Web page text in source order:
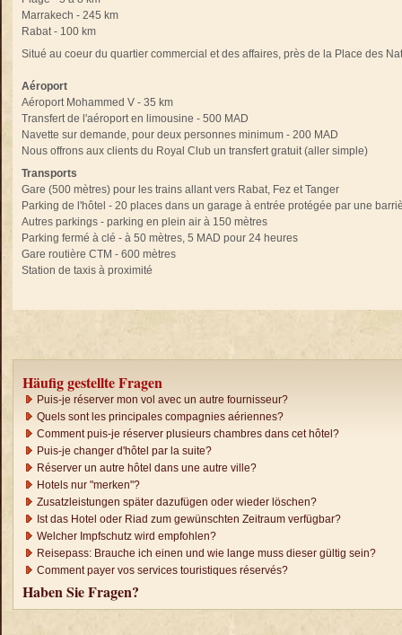
Marrakech - 245 km
Rabat - 100 km
Situé au coeur du quartier commercial et des affaires, près de la Place des
Aéroport
Aéroport Mohammed V - 35 km
Transfert de l'aéroport en limousine - 500 MAD
Navette sur demande, pour deux personnes minimum - 200 MAD
Nous offrons aux clients du Royal Club un transfert gratuit (aller simple)
Transports
Gare (500 mètres) pour les trains allant vers Rabat, Fez et Tanger
Parking de l'hôtel - 20 places dans un garage à entrée protégée par une
Autres parkings - parking en plein air à 150 mètres
Parking fermé à clé - à 50 mètres, 5 MAD pour 24 heures
Gare routière CTM - 600 mètres
Station de taxis à proximité
Häufig gestellte Fragen
Puis-je réserver mon vol avec un autre fournisseur?
Quels sont les principales compagnies aériennes?
Comment puis-je réserver plusieurs chambres dans cet hôtel?
Puis-je changer d'hôtel par la suite?
Réserver un autre hôtel dans une autre ville?
Hotels nur "merken"?
Zusatzleistungen später dazufügen oder wieder löschen?
Ist das Hotel oder Riad zum gewünschten Zeitraum verfügbar?
Welcher Impfschutz wird empfohlen?
Reisepass: Brauche ich einen und wie lange muss dieser gültig sein?
Comment payer vos services touristiques réservés?
Haben Sie Fragen?